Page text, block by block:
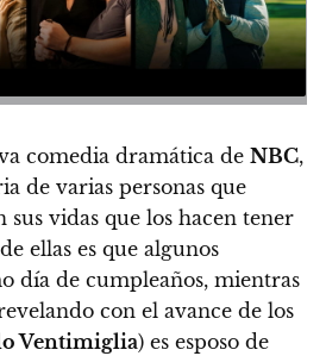
comedia dramática de NBC,
de varias personas que
sus vidas que los hacen tener
ellas es que algunos
día de cumpleaños, mientras
con el avance de los
Ventimiglia) es esposo de